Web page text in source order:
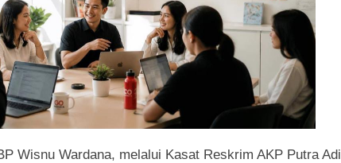
Wisnu Wardana, melalui Kasat Reskrim AKP Putra Adi